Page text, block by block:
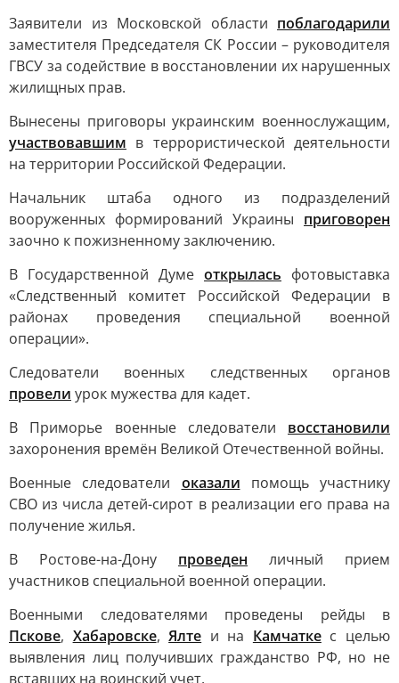
Заявители из Московской области поблагодарили
заместителя Председателя СК России – руководителя
ГВСУ за содействие в восстановлении их нарушенных
жилищных прав.
Вынесены приговоры украинским военнослужащим,
участвовавшим в террористической деятельности
на территории Российской Федерации.
Начальник штаба одного из подразделений
вооруженных формирований Украины приговорен
заочно к пожизненному заключению.
В Государственной Думе открылась фотовыставка
«Следственный комитет Российской Федерации в
районах проведения специальной военной
операции».
Следователи военных следственных органов
провели урок мужества для кадет.
В Приморье военные следователи восстановили
захоронения времён Великой Отечественной войны.
Военные следователи оказали помощь участнику
СВО из числа детей-сирот в реализации его права на
получение жилья.
В Ростове-на-Дону проведен личный прием
участников специальной военной операции.
Военными следователями проведены рейды в
Пскове, Хабаровске,Ялте и на Камчаткес целью
выявления лиц получивших гражданство РФ, но не
вставших на воинский учет.